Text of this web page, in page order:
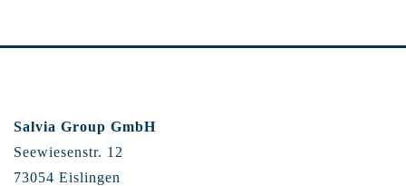
Salvia Group GmbH
Seewiesenstr. 12
73054 Eislingen